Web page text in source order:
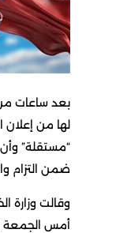
بعد ساعات من
لها من إعلان
“مستقلة” وأن
ضمن التزام
وقالت وزارة
أمس الجمعة